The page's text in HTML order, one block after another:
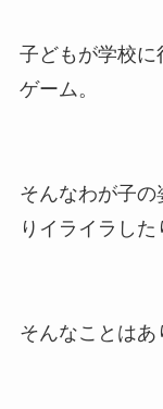
子どもが学校に
ゲーム。
そんなわが子
りイライラし
そんなことはあ